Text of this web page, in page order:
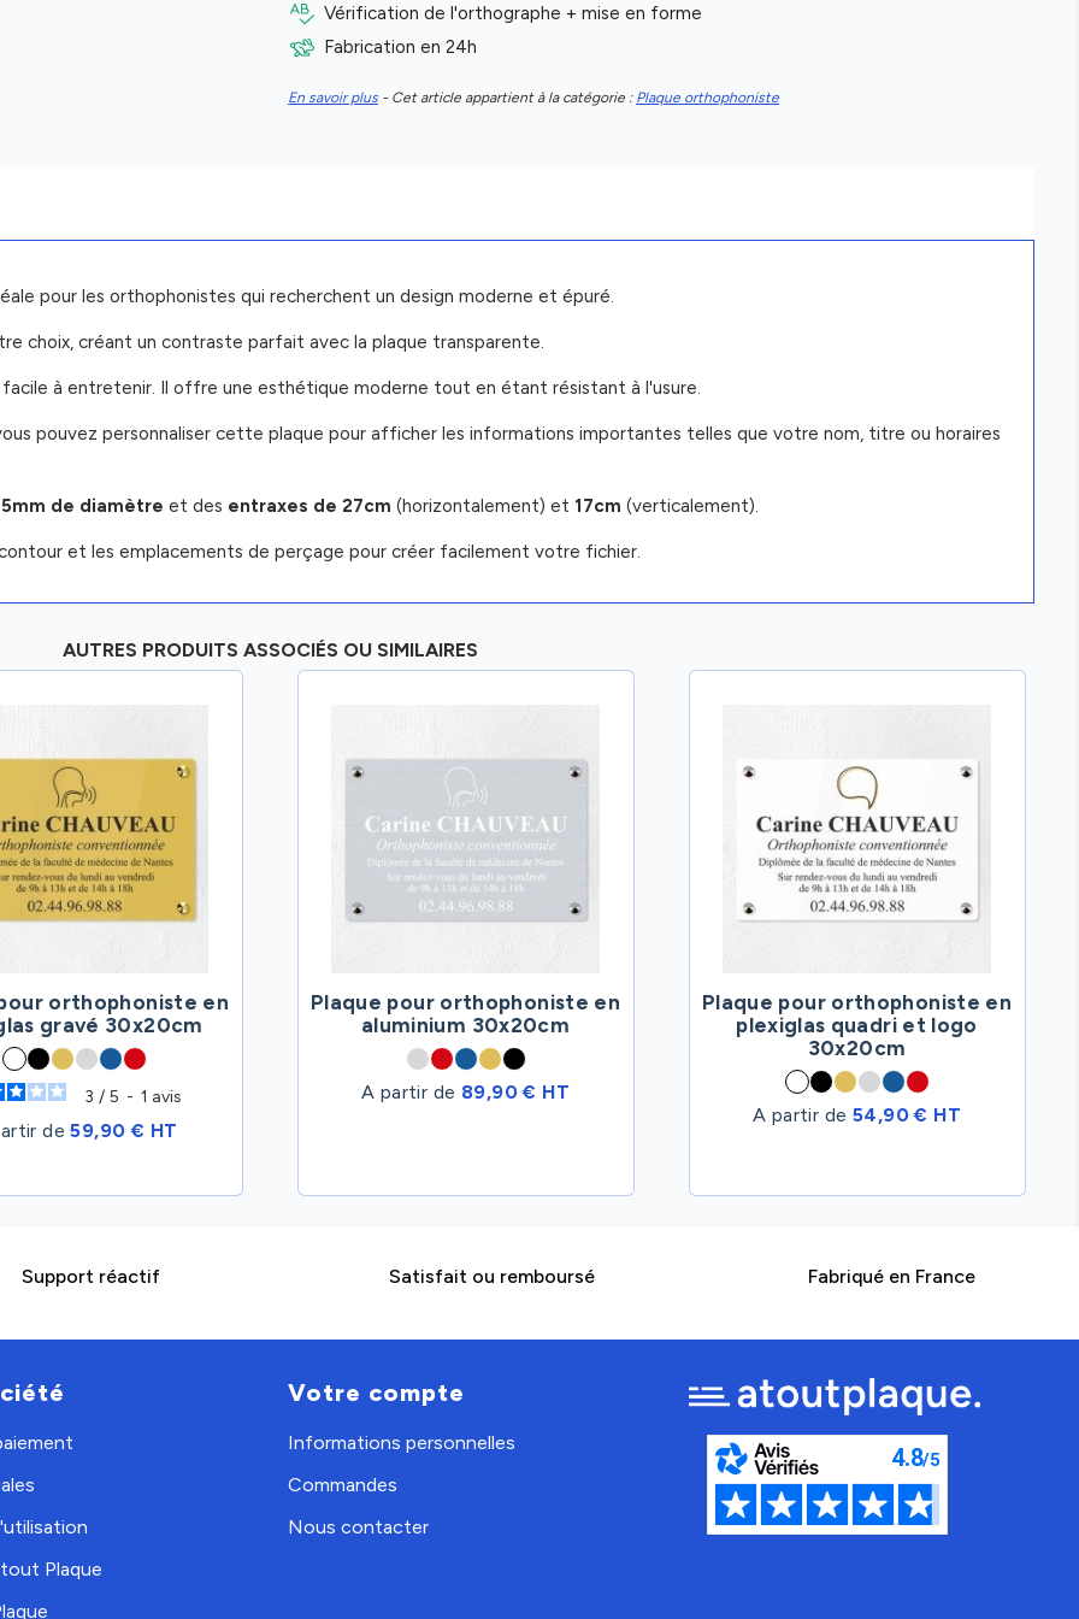
Vérification de l'orthographe + mise en forme
Fabrication en 24h
En savoir plus - Cet article appartient à la catégorie : Plaque orthophoniste
pour les orthophonistes qui recherchent un design moderne et épuré.
choix, créant un contraste parfait avec la plaque transparente.
à entretenir. Il offre une esthétique moderne tout en étant résistant à l'usure.
pouvez personnaliser cette plaque pour afficher les informations importantes telles que votre nom, titre ou horaires
de diamètre et des entraxes de 27cm (horizontalement) et 17cm (verticalement).
et les emplacements de perçage pour créer facilement votre fichier.
AUTRES PRODUITS ASSOCIÉS OU SIMILAIRES
orthophoniste en
gravé 30x20cm
3 / 5 - 1 avis
de59,90 € HT
Plaque pour orthophoniste en
aluminium 30x20cm
A partir de 89,90 € HT
Plaque pour orthophoniste en
plexiglas quadri et logo
30x20cm
A partir de 54,90 € HT
Support réactif Satisfait ou remboursé Fabriqué en France
Plaque
Votre compte
Informations personnelles
Commandes
Nous contacter